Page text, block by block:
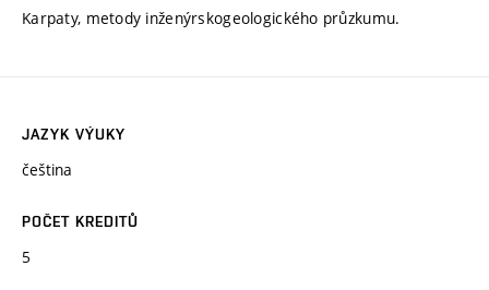
Karpaty, metody inženýrskogeologického průzkumu.
JAZYK VÝUKY
čeština
POČET KREDITŮ
5